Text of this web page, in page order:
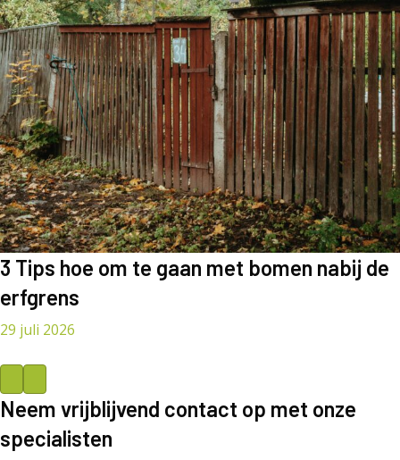
3 Tips hoe om te gaan met bomen nabij de
erfgrens
29 juli 2026
Neem vrijblijvend contact op met onze
specialisten